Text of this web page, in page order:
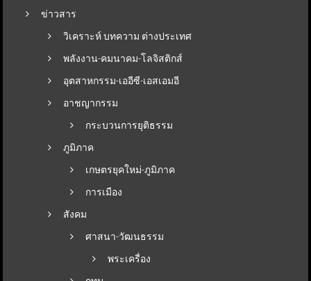
ข่าวสาร
วิเคราะห์ บทความ ต่างประเทศ
พลังงาน-คมนาคม-โลจิสติกส์
อุตสาหกรรม-เออีซี-เอสเอมอี
อาชญากรรม
กระบวนการยุติธรรม
ภูมิภาค
เกษตรยุคใหม่-ภูมิภาค
การเมือง
สังคม
ศาสนา-วัฒนธรรม
พระเครื่อง